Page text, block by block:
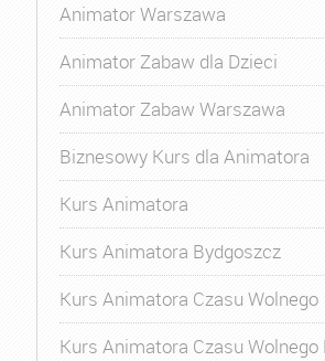
Animator Warszawa
Animator Zabaw dla Dzieci
Animator Zabaw Warszawa
Biznesowy Kurs dla Animatora
Kurs Animatora
Kurs Animatora Bydgoszcz
Kurs Animatora Czasu Wolnego
Kurs Animatora Czasu